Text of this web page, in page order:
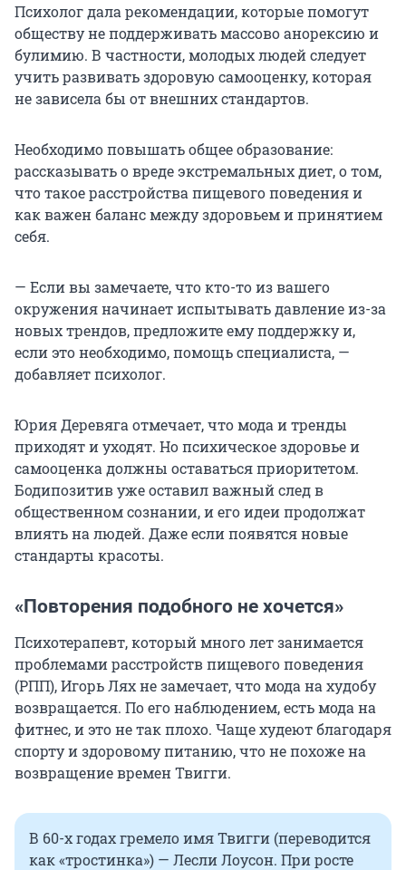
Психолог дала рекомендации, которые помогут
обществу не поддерживать массово анорексию и
булимию. В частности, молодых людей следует
учить развивать здоровую самооценку, которая
не зависела бы от внешних стандартов.
Необходимо повышать общее образование:
рассказывать о вреде экстремальных диет, о том,
что такое расстройства пищевого поведения и
как важен баланс между здоровьем и принятием
себя.
— Если вы замечаете, что кто-то из вашего
окружения начинает испытывать давление из-за
новых трендов, предложите ему поддержку и,
если это необходимо, помощь специалиста, —
добавляет психолог.
Юрия Деревяга отмечает, что мода и тренды
приходят и уходят. Но психическое здоровье и
самооценка должны оставаться приоритетом.
Бодипозитив уже оставил важный след в
общественном сознании, и его идеи продолжат
влиять на людей. Даже если появятся новые
стандарты красоты.
«Повторения подобного не хочется»
Психотерапевт, который много лет занимается
проблемами расстройств пищевого поведения
(РПП), Игорь Лях не замечает, что мода на худобу
возвращается. По его наблюдением, есть мода на
фитнес, и это не так плохо. Чаще худеют благодаря
спорту и здоровому питанию, что не похоже на
возвращение времен Твигги.
В 60-х годахгремело имя Твигги (переводится
как «тростинка») — Лесли Лоусон. При росте